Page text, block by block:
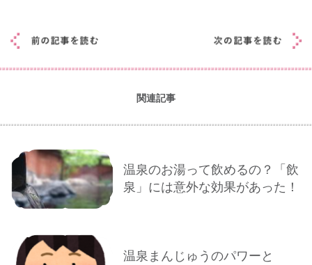
関連記事
温泉のお湯って飲めるの？「飲
泉」には意外な効果があった！
温泉まんじゅうのパワーと